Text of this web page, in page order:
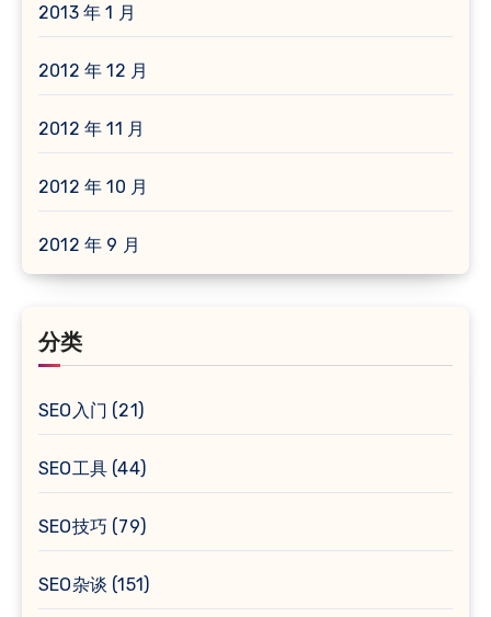
2013 年 1 月
2012 年 12 月
2012 年 11 月
2012 年 10 月
2012 年 9 月
分类
SEO入门 (21)
SEO工具 (44)
SEO技巧 (79)
SEO杂谈 (151)